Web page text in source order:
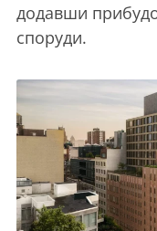
додавши
споруди.